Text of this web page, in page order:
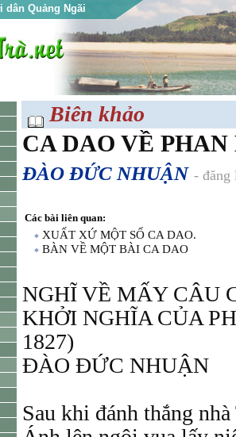
dân Quảng Ngãi
Biên khảo
CA DAO VỀ
ĐÀO ĐỨC NHUẬN - đăng
Các bài liên quan:
XUẤT XỨ MỘT SỐ CA DAO.
BÀN VỀ MỘT BÀI CA DAO
NGHĨ VỀ MẤY CÂU
KHỞI NGHĨA CỦA
1827)
ĐÀO ĐỨC NHUẬN
Sau khi đánh thắng